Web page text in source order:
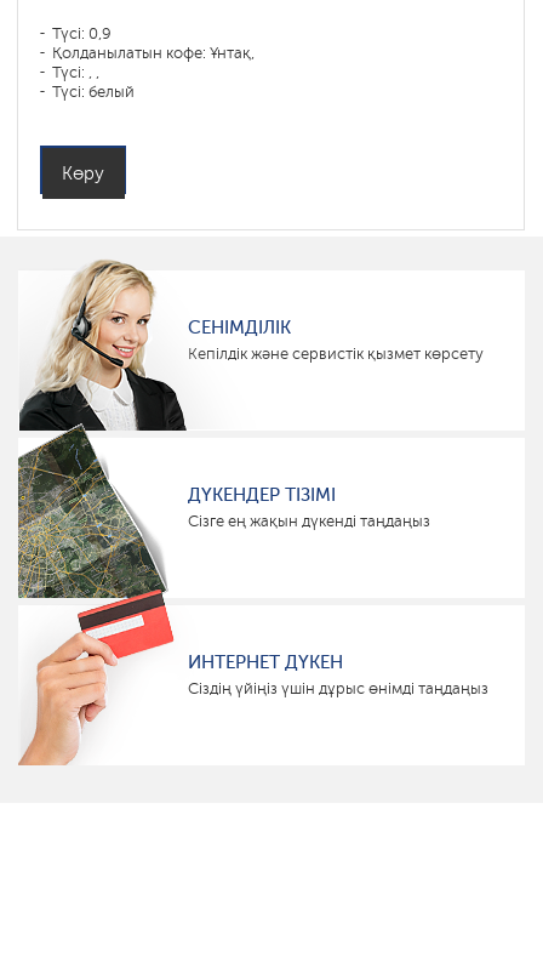
Түсі: 0,9
Қолданылатын кофе: Ұнтақ,
Түсі: , ,
Түсі: белый
Көру
СЕНІМДІЛІК
Кепілдік және сервистік қызмет көрсету
ДҮКЕНДЕР ТІЗІМІ
Сізге ең жақын дүкенді таңдаңыз
ИНТЕРНЕТ ДҮКЕН
Сіздің үйіңіз үшін дұрыс өнімді таңдаңыз